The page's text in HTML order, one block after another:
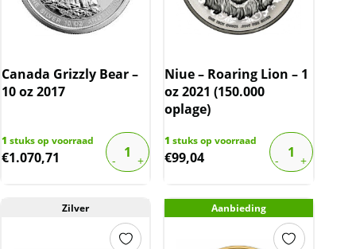
Canada Grizzly Bear –
10 oz 2017
1 stuks op voorraad
€1.070,71
Niue – Roaring Lion – 1
oz 2021 (150.000
oplage)
1 stuks op voorraad
€99,04
Zilver Aanbieding